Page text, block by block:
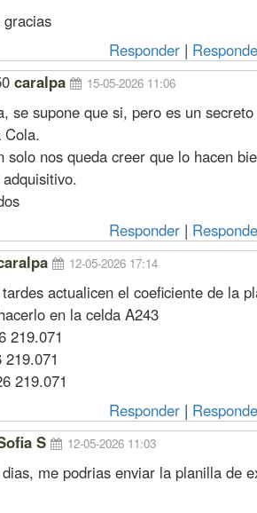
gracias
Responder |
caralpa 15-05-2026 11:06
se supone que si, pero es un
Cola.
solo nos queda creer que lo hacen
Responder |
12-05-2026 17:14
actualicen el coeficiente de la
en la celda A243
219.071
219.071
219.071
Responder |
S 12-05-2026 11:03
me podrias enviar la planilla de